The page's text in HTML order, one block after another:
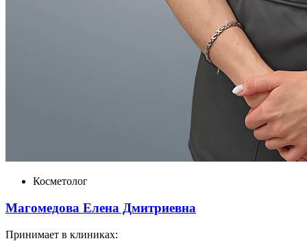
Косметолог
Магомедова Елена Дмитриевна
Принимает в клиниках: